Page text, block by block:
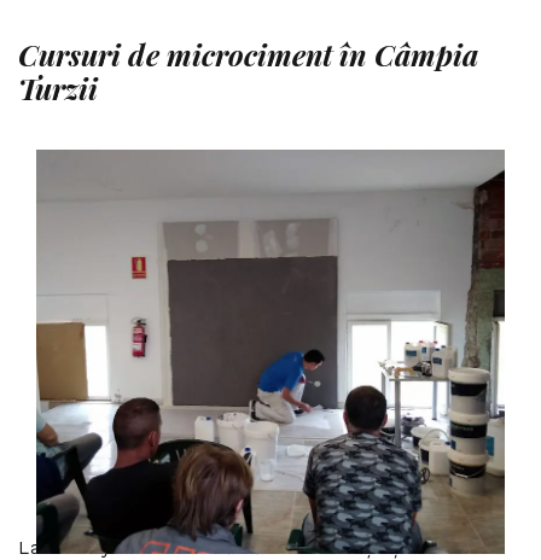
Cursuri de microciment în Câmpia
Turzii
La Luxury Concrete căutăm excelența și aceasta